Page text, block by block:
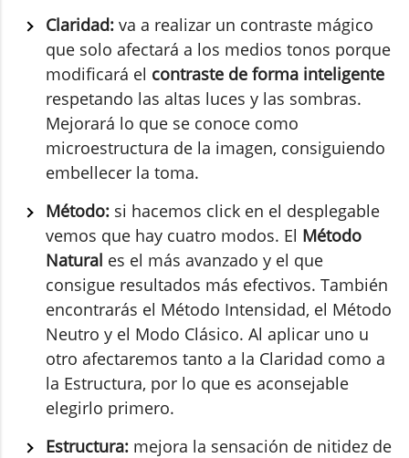
Claridad: va a realizar un contraste mágico
que solo afectará a los medios tonos porque
modificará el contraste de forma inteligente
respetando las altas luces y las sombras.
Mejorará lo que se conoce como
microestructura de la imagen, consiguiendo
embellecer la toma.
Método: si hacemos click en el desplegable
vemos que hay cuatro modos. El Método
Natural es el más avanzado y el que
consigue resultados más efectivos. También
encontrarás el Método Intensidad, el Método
Neutro y el Modo Clásico. Al aplicar uno u
otro afectaremos tanto a la Claridad como a
la Estructura, por lo que es aconsejable
elegirlo primero.
Estructura: mejora la sensación de nitidez de